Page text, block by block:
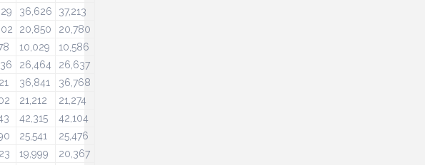
36,626
37,213
20,850
20,780
10,029
10,586
26,464
26,637
36,841
36,768
21,212
21,274
42,315
42,104
25,541
25,476
19,999
20,367